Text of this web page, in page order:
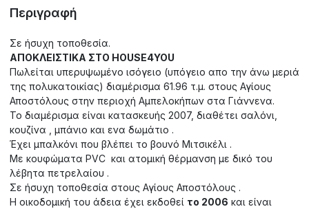
Περιγραφή
Σε ήσυχη τοποθεσία.
ΑΠΟΚΛΕΙΣΤΙΚΑ ΣΤΟ HOUSE4YOU
Πωλείται υπερυψωμένο ισόγειο (υπόγειο απο την άνω μεριά
της πολυκατοικίας) διαμέρισμα 61.96 τ.μ. στους Αγίους
Αποστόλους στην περιοχή Αμπελοκήπων στα Γιάννενα.
Το διαμέρισμα είναι κατασκευής 2007, διαθέτει σαλόνι,
κουζίνα , μπάνιο και ενα δωμάτιο .
Έχει μπαλκόνι που βλέπει το βουνό Μιτσικέλι .
Με κουφώματα PVC και ατομική θέρμανση με δικό του
λέβητα πετρελαίου .
Σε ήσυχη τοποθεσία στους Αγίους Αποστόλους .
Η οικοδομική του άδεια έχει εκδοθεί το 2006 και είναι